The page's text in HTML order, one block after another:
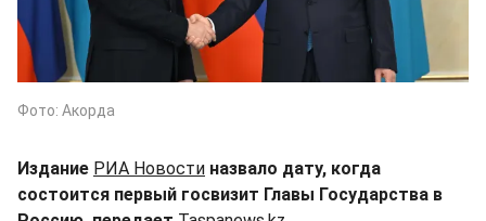
Фото: Акорда
Издание РИА Новости назвало дату, когда
состоится первый госвизит Главы Государства в